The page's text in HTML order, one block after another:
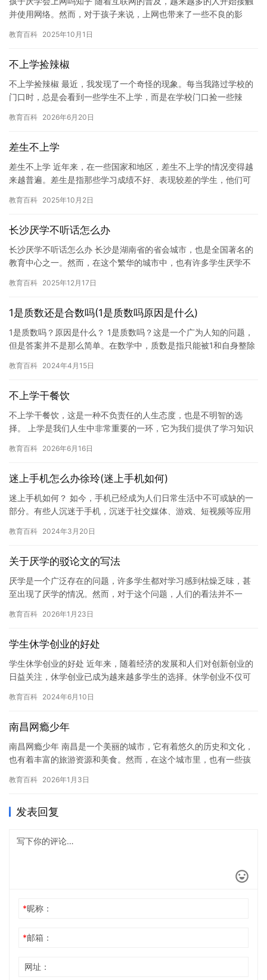
并使用网络。然而，对于孩子来说，上网也带来了一些不良的影
网成为…
教育百科 2025年10月1日
不上学捡辣椒
不上学捡辣椒 最近，我发现了一个奇怪的现象。每当我路过学校的
门口时，总是会看到一些学生不上学，而是在学校门口捡一些辣
观察…
教育百科 2026年6月20日
差生不上学
差生不上学 近年来，在一些国家和地区，差生不上学的情况变得越
来越普遍。差生是指那些学习成绩不好、表现较差的学生，他们可
生不…
教育百科 2025年10月2日
长沙厌学不听话怎么办
长沙厌学不听话怎么办 长沙是湖南省的省会城市，也是全国著名的
教育中心之一。然而，在这个繁华的城市中，也有许多学生厌学不
成负…
教育百科 2025年12月17日
1是质数还是合数吗(1是质数吗原因是什么)
1是质数吗？原因是什么？ 1是质数吗？这是一个广为人知的问题，
但是答案并不是那么简单。在数学中，质数是指只能被1和自身整除
教育百科 2024年4月15日
不上学干餐饮
不上学干餐饮，这是一种不负责任的人生态度，也是不明智的选
择。 上学是我们人生中非常重要的一环，它为我们提供了学习知识
和知识…
教育百科 2026年6月16日
迷上手机怎么办徐玲(迷上手机如何)
迷上手机如何？ 如今，手机已经成为人们日常生活中不可或缺的一
部分。有些人沉迷于手机，沉迷于社交媒体、游戏、短视频等应用
活…
教育百科 2024年3月20日
关于厌学的驳论文的写法
厌学是一个广泛存在的问题，许多学生都对学习感到枯燥乏味，甚
至出现了厌学的情况。然而，对于这个问题，人们的看法并不一
的。本文…
教育百科 2026年1月23日
学生休学创业的好处
学生休学创业的好处 近年来，随着经济的发展和人们对创新创业的
日益关注，休学创业已成为越来越多学生的选择。休学创业不仅可
社会…
教育百科 2024年6月10日
南昌网瘾少年
南昌网瘾少年 南昌是一个美丽的城市，它有着悠久的历史和文化，
也有着丰富的旅游资源和美食。然而，在这个城市里，也有一些孩
年…
教育百科 2026年1月3日
发表回复
*昵称：
*邮箱：
网址：